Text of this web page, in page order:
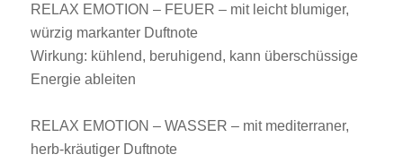
RELAX EMOTION – FEUER – mit leicht blumiger,
würzig markanter Duftnote
Wirkung: kühlend, beruhigend, kann überschüssige
Energie ableiten
RELAX EMOTION – WASSER – mit mediterraner,
herb-kräutiger Duftnote